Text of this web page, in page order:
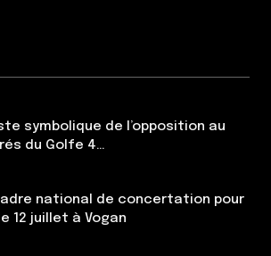
symbolique de l’opposition au
du Golfe 4…
national de concertation pour
12 juillet à Vogan